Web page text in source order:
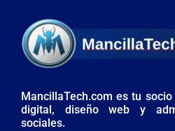
MancillaTech.com es tu
digital, diseño web y
sociales.